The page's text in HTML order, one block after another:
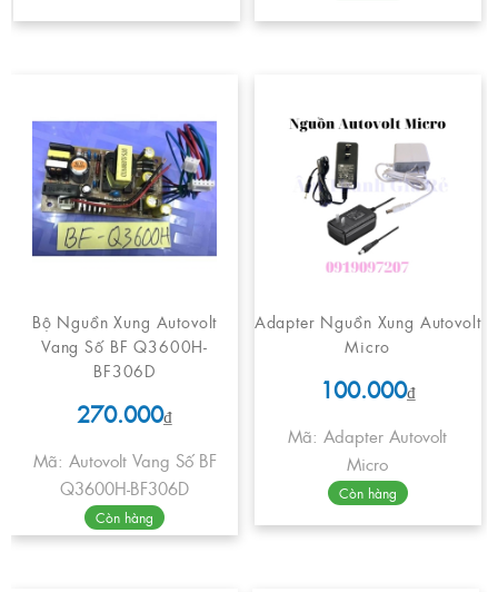
Bộ Nguồn Xung Autovolt
Vang Số BF Q3600H-
BF306D
270.000₫
Mã: Autovolt Vang Số BF
Q3600H-BF306D
Còn hàng
Adapter Nguồn Xung Autovolt
Micro
100.000₫
Mã: Adapter Autovolt
Micro
Còn hàng